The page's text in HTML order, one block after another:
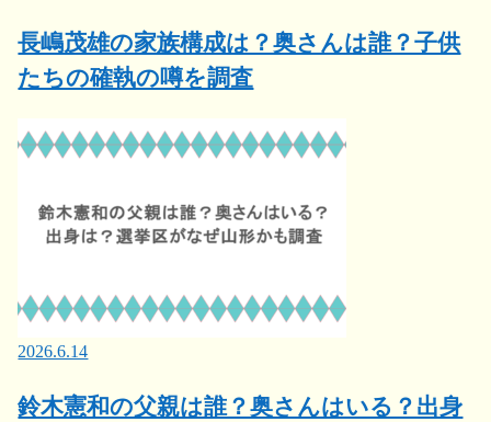
長嶋茂雄の家族構成は？奥さんは誰？子供
たちの確執の噂を調査
2026.6.14
鈴木憲和の父親は誰？奥さんはいる？出身